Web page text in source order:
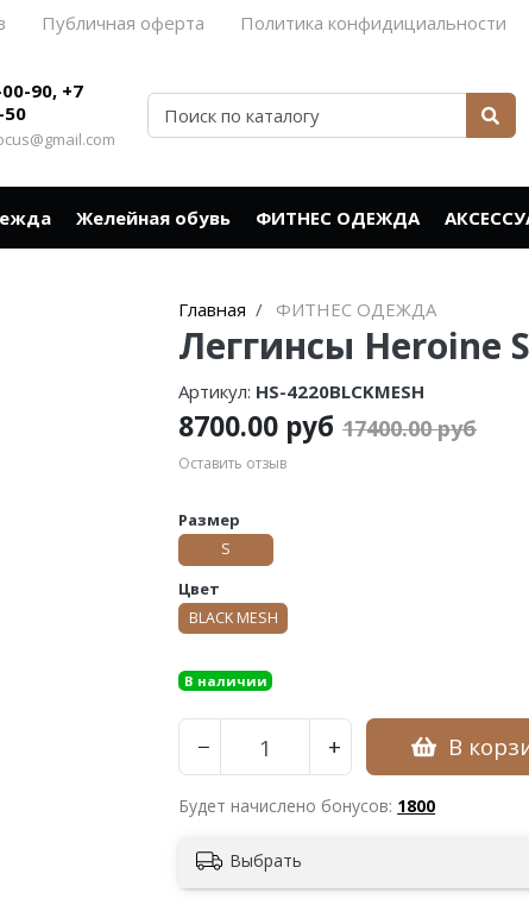
Публичная оферта Политика конфидициальности
90, +7
50
Желейная обувь ФИТНЕС ОДЕЖДА
Главная ФИТНЕС ОДЕЖДА
Леггинсы Heroine
Артикул: HS-4220BLCKMESH
8700.00 руб 17400.00 руб
Оставить отзыв
Размер
S
Цвет
BLACK MESH
В наличии
− + В
Будет начислено бонусов: 1800
Выбрать